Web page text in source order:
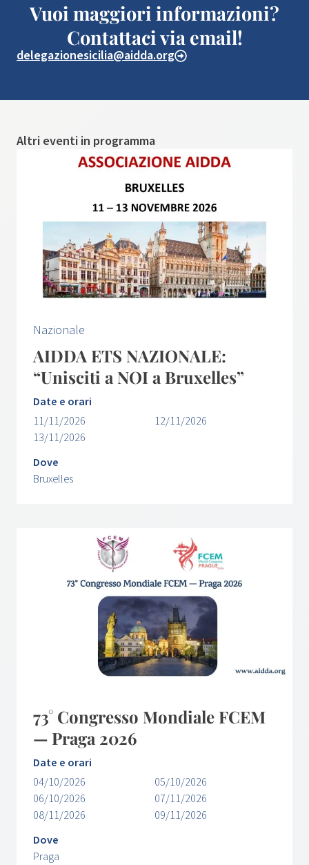
Vuoi maggiori informazioni?
Contattaci via email!
delegazionesicilia@aidda.org
Altri eventi in programma
Nazionale
AIDDA ETS NAZIONALE:
“Unisciti a NOI a Bruxelles”
Date e orari
11/11/2026
12/11/2026
13/11/2026
Dove
Bruxelles
73° Congresso Mondiale FCEM
— Praga 2026
Date e orari
04/10/2026
05/10/2026
06/10/2026
07/11/2026
08/11/2026
09/11/2026
Dove
Praga